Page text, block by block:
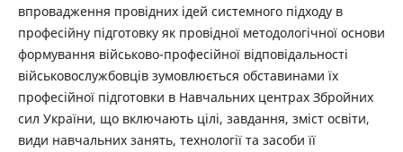
впровадження провідних ідей системного підходу в
професійну підготовку як провідної методологічної основи
формування військово-професійної відповідальності
військовослужбовців зумовлюється обставинами їх
професійної підготовки в Навчальних центрах Збройних
сил України, що включають цілі, завдання, зміст освіти,
види навчальних занять, технології та засоби її